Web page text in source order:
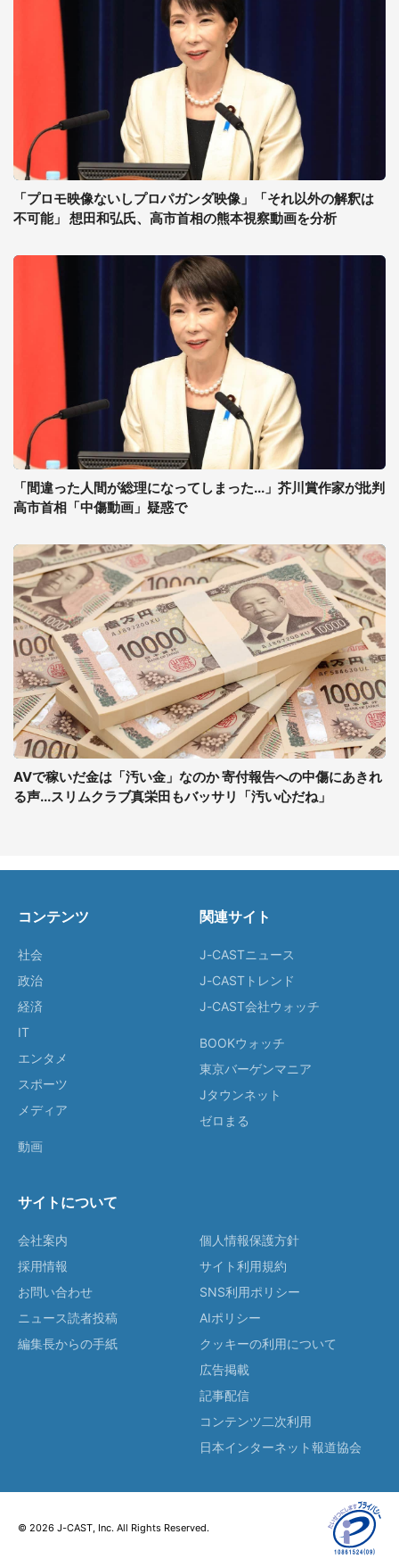
「プロモ映像ないしプロパガンダ映像」「それ以外の解釈は
不可能」 想田和弘氏、高市首相の熊本視察動画を分析
「間違った人間が総理になってしまった...」芥川賞作家が批判
高市首相「中傷動画」疑惑で
AVで稼いだ金は「汚い金」なのか 寄付報告への中傷にあきれ
る声...スリムクラブ真栄田もバッサリ「汚い心だね」
コンテンツ
社会
政治
経済
IT
エンタメ
スポーツ
メディア
動画
関連サイト
J-CASTニュース
J-CASTトレンド
J-CAST会社ウォッチ
BOOKウォッチ
東京バーゲンマニア
Jタウンネット
ゼロまる
サイトについて
会社案内
採用情報
お問い合わせ
ニュース読者投稿
編集長からの手紙
個人情報保護方針
サイト利用規約
SNS利用ポリシー
AIポリシー
クッキーの利用について
広告掲載
記事配信
コンテンツ二次利用
日本インターネット報道協会
© 2026 J-CAST, Inc. All Rights Reserved.